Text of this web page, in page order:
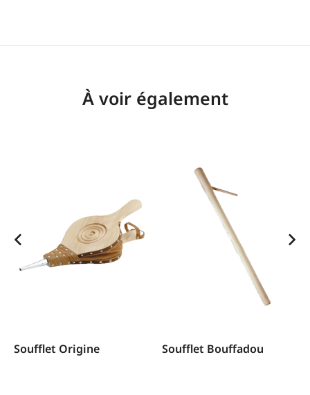
À voir également
Soufflet Origine Soufflet Bouffadou